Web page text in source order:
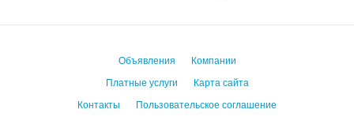
Объявления
Компании
Платные услуги
Карта сайта
Контакты
Пользовательское соглашение